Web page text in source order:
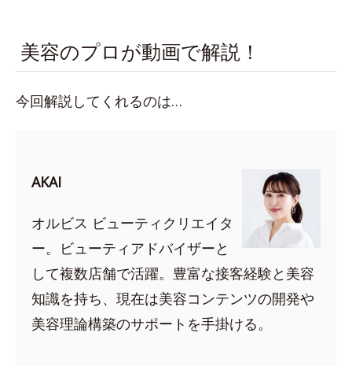
美容のプロが動画で解説！
今回解説してくれるのは…
AKAI
オルビス ビューティクリエイタ
ー。ビューティアドバイザーと
して複数店舗で活躍。豊富な接客経験と美容
知識を持ち、現在は美容コンテンツの開発や
美容理論構築のサポートを手掛ける。